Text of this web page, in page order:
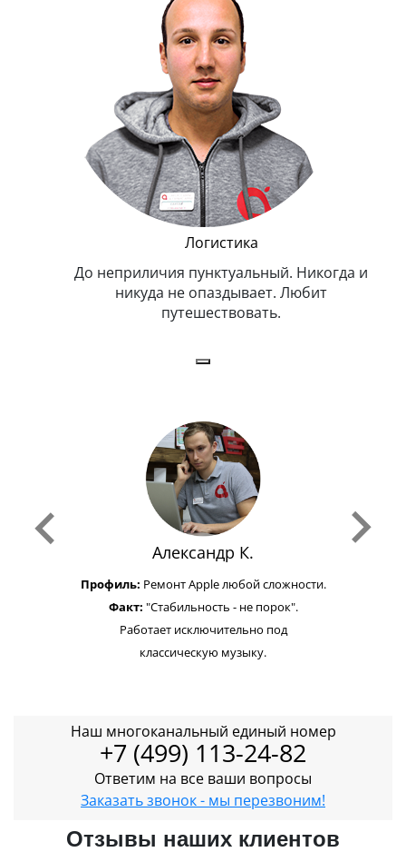
Логистика
До неприличия пунктуальный. Никогда и
никуда не опаздывает. Любит
путешествовать.
Александр К.
Профиль: Ремонт Apple любой сложности.
Факт: "Стабильность - не порок".
Работает исключительно под
классическую музыку.
Наш многоканальный единый номер
+7 (499) 113-24-82
Ответим на все ваши вопросы
Заказать звонок - мы перезвоним!
Отзывы наших клиентов